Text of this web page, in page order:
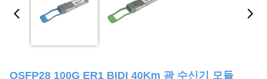
QSFP28 100G ER1 BIDI 40Km 광 수신기 모듈